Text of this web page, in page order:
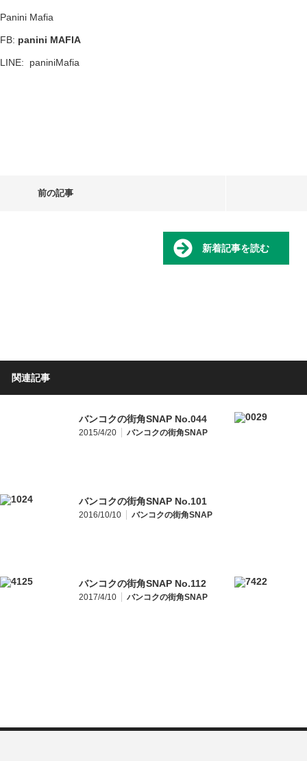
Panini Mafia
FB: panini MAFIA
LINE: paniniMafia
前の記事
新着記事を読む
関連記事
バンコクの街角SNAP No.044
2015/4/20 バンコクの街角SNAP
バンコクの街角SNAP No.101
2016/10/10 バンコクの街角SNAP
バンコクの街角SNAP No.112
2017/4/10 バンコクの街角SNAP